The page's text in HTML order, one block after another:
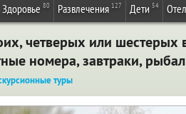
Здоровье 80 Развлечения 127 Дети 54
четверых или шестерых
номера, завтраки,
туры